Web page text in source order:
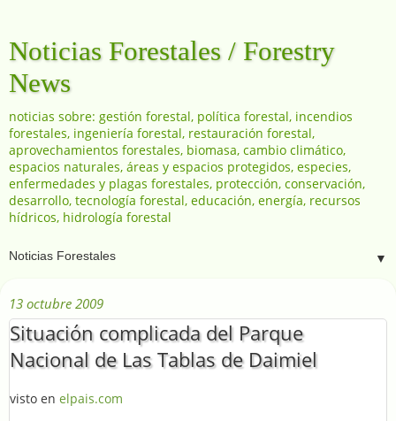
Noticias Forestales / Forestry
News
noticias sobre: gestión forestal, política forestal, incendios
forestales, ingeniería forestal, restauración forestal,
aprovechamientos forestales, biomasa, cambio climático,
espacios naturales, áreas y espacios protegidos, especies,
enfermedades y plagas forestales, protección, conservación,
desarrollo, tecnología forestal, educación, energía, recursos
hídricos, hidrología forestal
▼
13 octubre 2009
Situación complicada del Parque
Nacional de Las Tablas de Daimiel
visto en elpais.com